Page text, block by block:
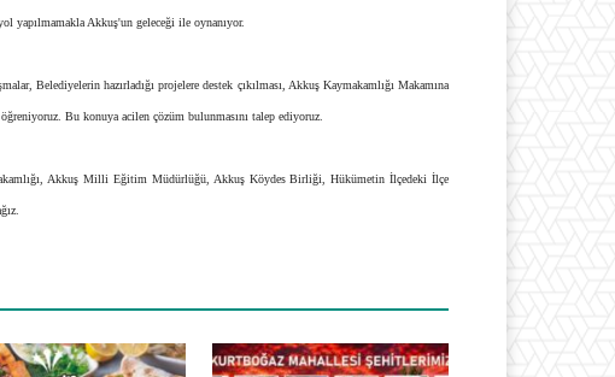
yapılmamakla Akkuş'un geleceği ile oynanıyor.
Belediyelerin hazırladığı projelere destek çıkılması, Akkuş Kaymakamlığı Makamına
Bu konuya acilen çözüm bulunmasını talep ediyoruz.
Akkuş Milli Eğitim Müdürlüğü, Akkuş Köydes Birliği, Hükümetin İlçedeki İlçe